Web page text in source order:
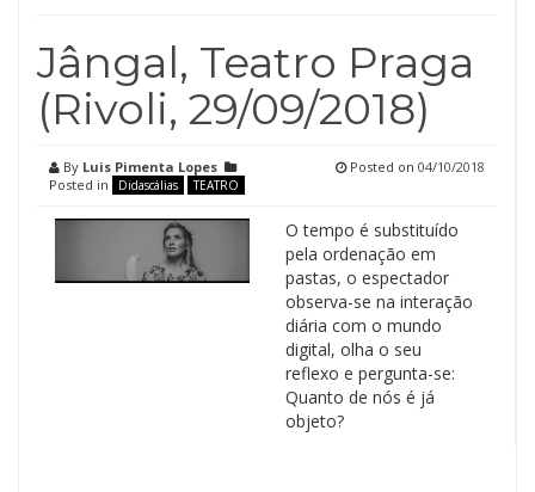
Jângal, Teatro Praga
(Rivoli, 29/09/2018)
By Luis Pimenta Lopes
Posted in
Didascálias TEATRO
Posted on 04/10/2018
O tempo é substituído
pela ordenação em
pastas, o espectador
observa-se na interação
diária com o mundo
digital, olha o seu
reflexo e pergunta-se:
Quanto de nós é já
objeto?